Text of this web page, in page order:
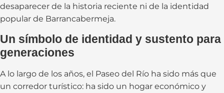
desaparecer de la historia reciente ni de la identidad
popular de Barrancabermeja.
Un símbolo de identidad y sustento para
generaciones
A lo largo de los años, el Paseo del Río ha sido más que
un corredor turístico: ha sido un hogar económico y